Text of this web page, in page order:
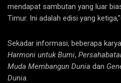
mendapat sambutan yang luar
Timur. Ini adalah edisi yang
Sekadar informasi, beberapa
Harmoni untuk Bumi,
Muda Membangun Dunia dan
Dunia.